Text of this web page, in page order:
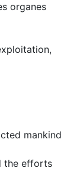
organes
mankind
the efforts